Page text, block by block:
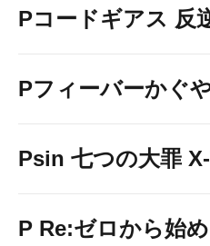
Pコードギアス 反
Pフィーバーかぐ
Psin 七つの大罪
P Re:ゼロから始